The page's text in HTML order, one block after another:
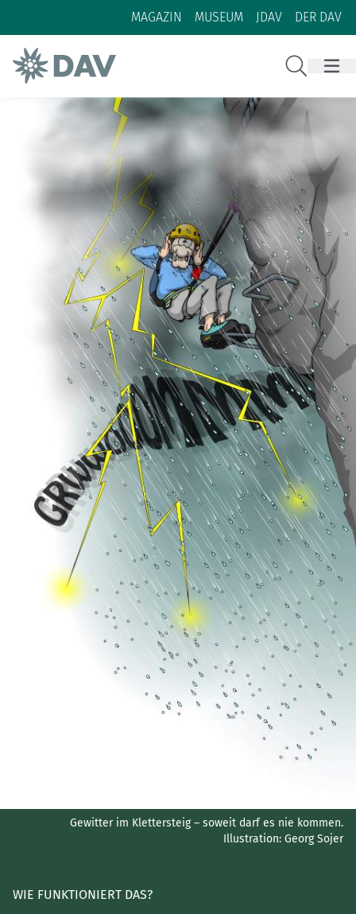
Zum Inhalt
Zur Footer-Navigation
MAGAZIN MUSEUM JDAV DER DAV
Gewitter im Klettersteig – soweit darf es nie kommen.
Illustration: Georg Sojer
WIE FUNKTIONIERT DAS?